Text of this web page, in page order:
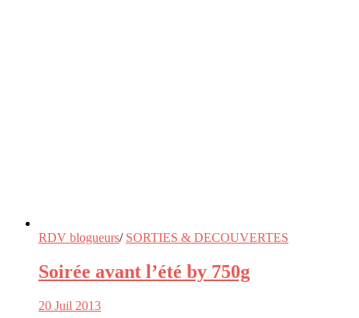
RDV blogueurs/ SORTIES & DECOUVERTES
Soirée avant l’été by 750g
20 Juil 2013